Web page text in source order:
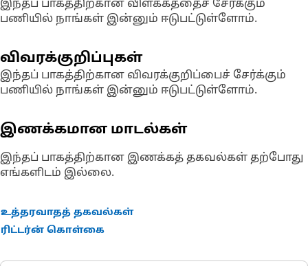
இந்தப் பாகத்திற்கான விளக்கத்தைச் சேர்க்கும்
பணியில் நாங்கள் இன்னும் ஈடுபட்டுள்ளோம்.
விவரக்குறிப்புகள்
இந்தப் பாகத்திற்கான விவரக்குறிப்பைச் சேர்க்கும்
பணியில் நாங்கள் இன்னும் ஈடுபட்டுள்ளோம்.
இணக்கமான மாடல்கள்
இந்தப் பாகத்திற்கான இணக்கத் தகவல்கள் தற்போது
எங்களிடம் இல்லை.
உத்தரவாதத் தகவல்கள்
ரிட்டர்ன் கொள்கை